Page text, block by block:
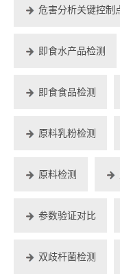
危害分析关键控制
即食水产品检测
即食食品检测
原料乳粉检测
原料检测
参数验证对比
双歧杆菌检测